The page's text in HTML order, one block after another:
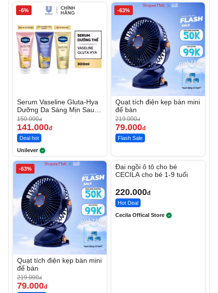
-6%
Serum Vaseline Gluta-Hya
Dưỡng Da Sáng Mịn Sau 7
Ngày
150.000đ
141.000đ
Deal hot
Unilever
-63%
Quạt tích điện kẹp bàn mini
để bàn
219.000đ
79.000đ
Flash Sale
-63%
Quạt tích điện kẹp bàn mini
để bàn
219.000đ
79.000đ
Đai ngồi ô tô cho bé
CECILA cho bé 1-9 tuổi
220.000đ
Hot Deal
Cecila Offical Store